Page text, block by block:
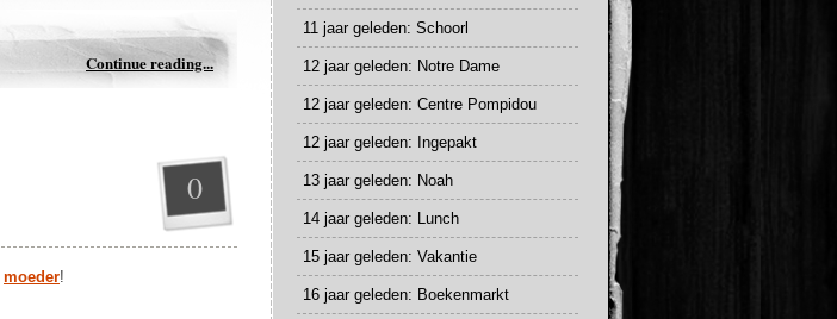
Continue reading...
0
moeder!
11 jaar geleden: Schoorl
12 jaar geleden: Notre Dame
12 jaar geleden: Centre Pompidou
12 jaar geleden: Ingepakt
13 jaar geleden: Noah
14 jaar geleden: Lunch
15 jaar geleden: Vakantie
16 jaar geleden: Boekenmarkt